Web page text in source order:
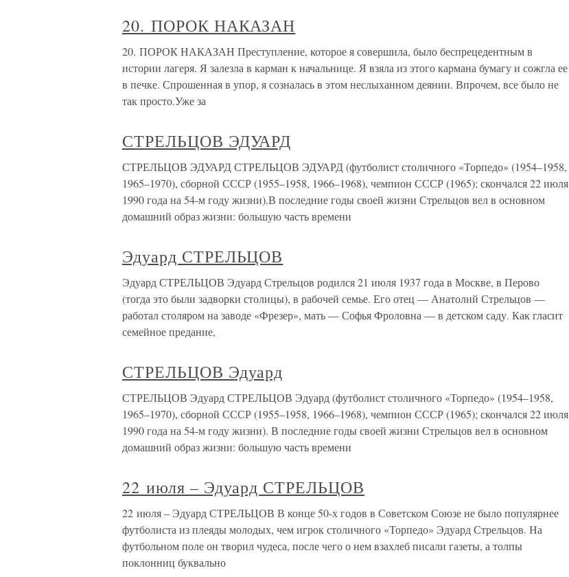
20. ПОРОК НАКАЗАН
20. ПОРОК НАКАЗАН Преступление, которое я совершила, было беспрецедентным в
истории лагеря. Я залезла в карман к начальнице. Я взяла из этого кармана бумагу и сожгла ее
в печке. Спрошенная в упор, я созналась в этом неслыханном деянии. Впрочем, все было не
так просто.Уже за
СТРЕЛЬЦОВ ЭДУАРД
СТРЕЛЬЦОВ ЭДУАРД СТРЕЛЬЦОВ ЭДУАРД (футболист столичного «Торпедо» (1954–1958,
1965–1970), сборной СССР (1955–1958, 1966–1968), чемпион СССР (1965); скончался 22 июля
1990 года на 54-м году жизни).В последние годы своей жизни Стрельцов вел в основном
домашний образ жизни: большую часть времени
Эдуард СТРЕЛЬЦОВ
Эдуард СТРЕЛЬЦОВ Эдуард Стрельцов родился 21 июля 1937 года в Москве, в Перово
(тогда это были задворки столицы), в рабочей семье. Его отец — Анатолий Стрельцов —
работал столяром на заводе «Фрезер», мать — Софья Фроловна — в детском саду. Как гласит
семейное предание,
СТРЕЛЬЦОВ Эдуард
СТРЕЛЬЦОВ Эдуард СТРЕЛЬЦОВ Эдуард (футболист столичного «Торпедо» (1954–1958,
1965–1970), сборной СССР (1955–1958, 1966–1968), чемпион СССР (1965); скончался 22 июля
1990 года на 54-м году жизни). В последние годы своей жизни Стрельцов вел в основном
домашний образ жизни: большую часть времени
22 июля – Эдуард СТРЕЛЬЦОВ
22 июля – Эдуард СТРЕЛЬЦОВ В конце 50-х годов в Советском Союзе не было популярнее
футболиста из плеяды молодых, чем игрок столичного «Торпедо» Эдуард Стрельцов. На
футбольном поле он творил чудеса, после чего о нем взахлеб писали газеты, а толпы
поклонниц буквально